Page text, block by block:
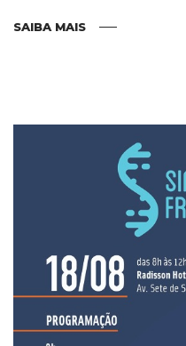
SAIBA MAIS